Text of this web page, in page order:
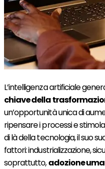
L’intelligenza artificiale
chiave della
un’opportunità unica di
ripensare i processi e
di là della tecnologia, il suo
fattori: industrializzazione,
soprattutto,adozione